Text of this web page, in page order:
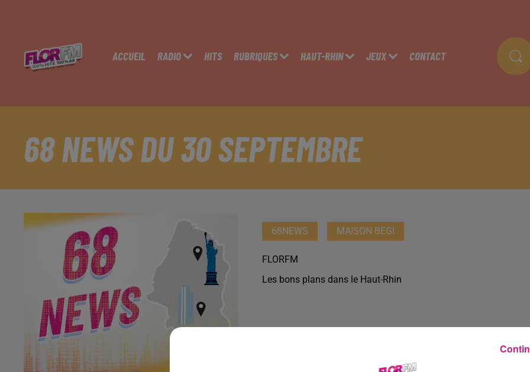
ACCUEIL RADIO HITS RUBRIQUES HAUT-RHIN JEUX CONTACT
68 NEWS DU 30 SEPTEMBRE
68NEWS MAISON BEGI
FLORFM
Les bons plans dans le Haut-Rhin